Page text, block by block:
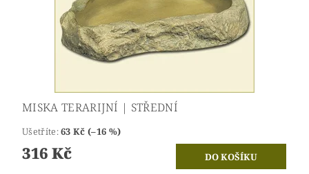
MISKA TERARIJNÍ | STŘEDNÍ
Ušetříte:63 Kč (–16 %)
316 Kč